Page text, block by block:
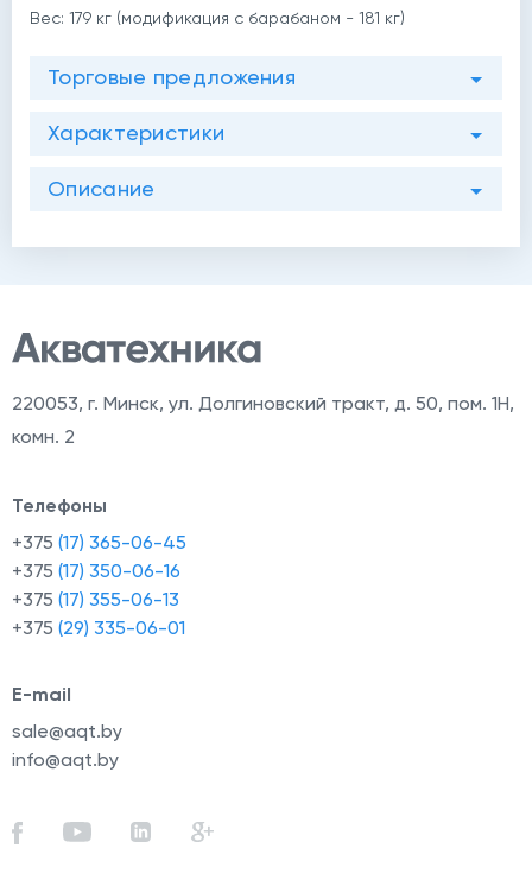
Вес: 179 кг (модификация с барабаном - 181 кг)
Торговые предложения
Характеристики
Описание
220053, г. Минск, ул. Долгиновский тракт, д. 50, пом. 1Н,
комн. 2
Телефоны
+375 (17) 365-06-45
+375 (17) 350-06-16
+375 (17) 355-06-13
+375 (29) 335-06-01
E-mail
sale@aqt.by
info@aqt.by